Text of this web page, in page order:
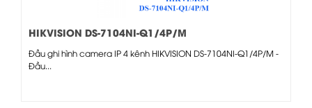
HIKVISION DS-7104NI-Q1/4P/M
Đầu ghi hình camera IP 4 kênh HIKVISION DS-7104NI-Q1/4P/M -
Đầu...